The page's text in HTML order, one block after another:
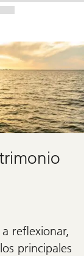
reflexionar,
principales